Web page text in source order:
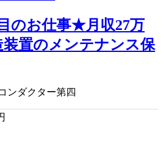
のお仕事★月収27万
装置のメンテナンス保
ンダクター第四